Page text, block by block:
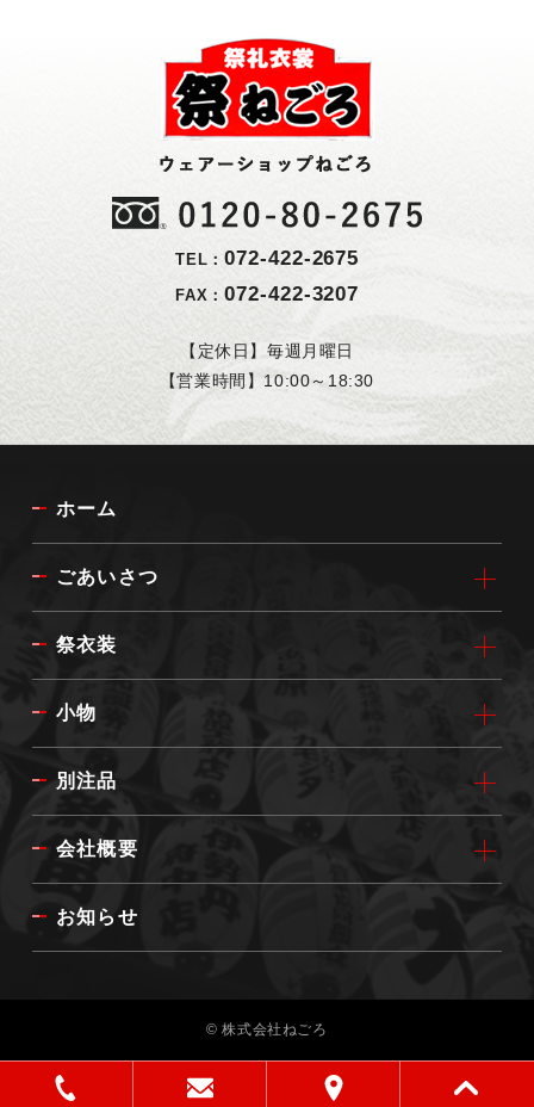
TEL：072-422-2675
FAX：072-422-3207
【定休日】毎週月曜日
【営業時間】10:00～18:30
ホーム
ごあいさつ
祭衣装
小物
別注品
会社概要
お知らせ
© 株式会社ねごろ